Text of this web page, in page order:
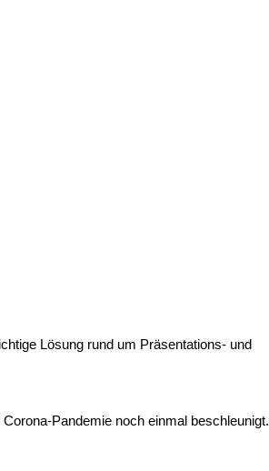
Lösung rund um Präsentations- und
Pandemie noch einmal beschleunigt.